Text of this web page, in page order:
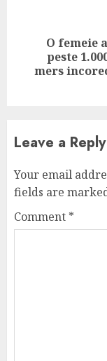
post:
O femeie
peste
mers
Leave a Reply
Your email
fields are
Comment *